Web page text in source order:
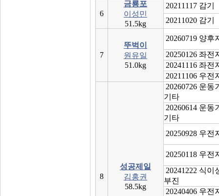
6
금룡포
이성민
51.5kg
20211117 감기
20211020 감기
7
뚜벅이
원유일
51.0kg
20260719 양후
20250126 좌전
20241116 좌전
20211106 우전
8
성공제일
김홍권
58.5kg
20260726 운동
기타
20260614 운동
기타
20250928 우전
20250118 우전
20241222 식이
부진
20240406 우전